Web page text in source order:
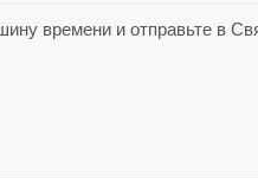
времени и отправьте в